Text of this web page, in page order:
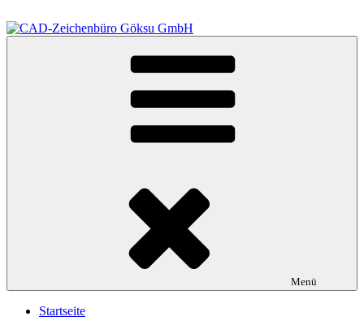
Inhalt
springen
CAD-Zeichenbüro Göksu GmbH
Ihr Dienstleister im Bereich der Technischen Gebäudeausrüstung
Menü
Startseite